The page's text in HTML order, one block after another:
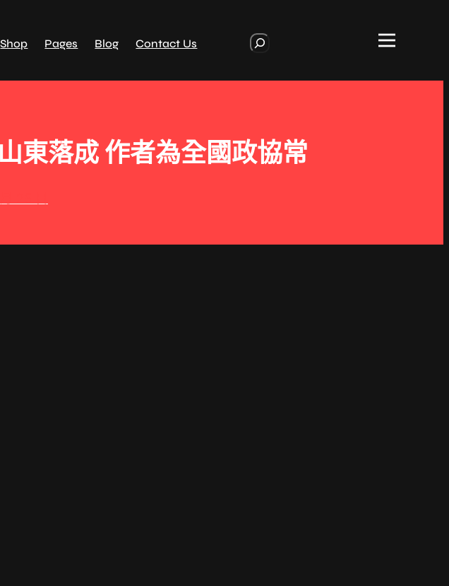
Shop Pages Blog Contact Us
r
東落成 作者為全國政協常